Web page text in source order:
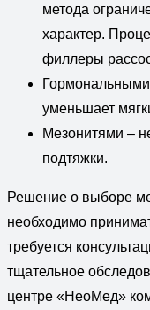
метода
характер.
филлеры
уменьшает
Мезонитями –
подтяжки.
Решение о выборе
необходимо
требуется
тщательное
центре «НеоМед»